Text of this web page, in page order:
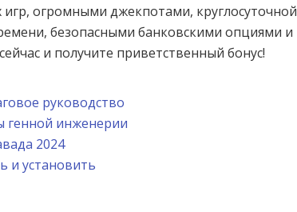
огромными джекпотами, круглосуточной
безопасными банковскими опциями и
и получите приветственный бонус!
руководство
генной инженерии
2024
и установить